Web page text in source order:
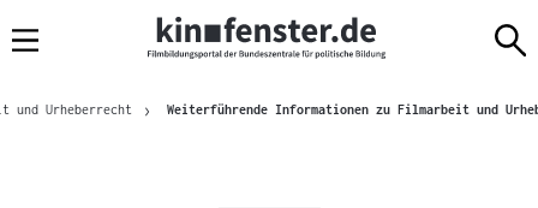
Navigation
zum
zur
amBrotkrümelnavigation
und Urheberrecht Weiterführende Informationen zu Filmarbeit und